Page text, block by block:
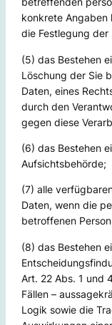
konkrete Angaben
die Festlegung der
(5) das Bestehen
Löschung der Sie
Daten, eines
durch den
gegen diese
(6) das Bestehen
Aufsichtsbehörde;
(7) alle
Daten, wenn die
betroffenen
(8) das Bestehen
Art. 22 Abs. 1 und
Fällen –
Logik sowie die